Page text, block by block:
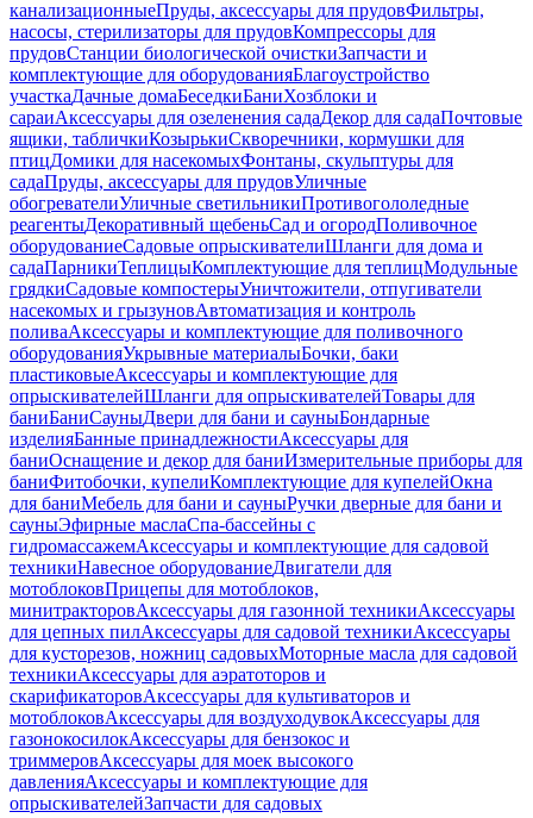
канализационныеПруды, аксессуары для прудовФильтры,
насосы, стерилизаторы для прудовКомпрессоры для
прудовСтанции биологической очисткиЗапчасти и
комплектующие для оборудованияБлагоустройство
участкаДачные домаБеседкиБаниХозблоки и
сараиАксессуары для озеленения садаДекор для садаПочтовые
ящики, табличкиКозырькиСкворечники, кормушки для
птицДомики для насекомыхФонтаны, скульптуры для
садаПруды, аксессуары для прудовУличные
обогревателиУличные светильникиПротивогололедные
реагентыДекоративный щебеньСад и огородПоливочное
оборудованиеСадовые опрыскивателиШланги для дома и
садаПарникиТеплицыКомплектующие для теплицМодульные
грядкиСадовые компостерыУничтожители, отпугиватели
насекомых и грызуновАвтоматизация и контроль
поливаАксессуары и комплектующие для поливочного
оборудованияУкрывные материалыБочки, баки
пластиковыеАксессуары и комплектующие для
опрыскивателейШланги для опрыскивателейТовары для
баниБаниСауныДвери для бани и сауныБондарные
изделияБанные принадлежностиАксессуары для
баниОснащение и декор для баниИзмерительные приборы для
баниФитобочки, купелиКомплектующие для купелейОкна
для баниМебель для бани и сауныРучки дверные для бани и
сауныЭфирные маслаСпа-бассейны с
гидромассажемАксессуары и комплектующие для садовой
техникиНавесное оборудованиеДвигатели для
мотоблоковПрицепы для мотоблоков,
минитракторовАксессуары для газонной техникиАксессуары
для цепных пилАксессуары для садовой техникиАксессуары
для кусторезов, ножниц садовыхМоторные масла для садовой
техникиАксессуары для аэратоторов и
скарификаторовАксессуары для культиваторов и
мотоблоковАксессуары для воздуходувокАксессуары для
газонокосилокАксессуары для бензокос и
триммеровАксессуары для моек высокого
давленияАксессуары и комплектующие для
опрыскивателейЗапчасти для садовых